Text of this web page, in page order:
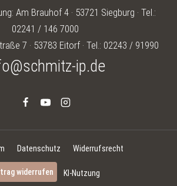
Am Brauhof 4 · 53721 Siegburg · Tel.:
02241 / 146 7000
7 · 53783 Eitorf · Tel.: 02243 / 91990
ip.de
Datenschutz Widerrufsrecht
widerrufen KI-Nutzung